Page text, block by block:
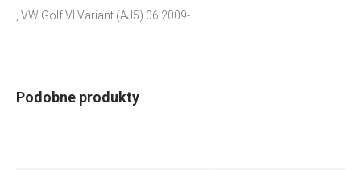
, VW Golf VI Variant (AJ5) 06.2009-
Podobne produkty